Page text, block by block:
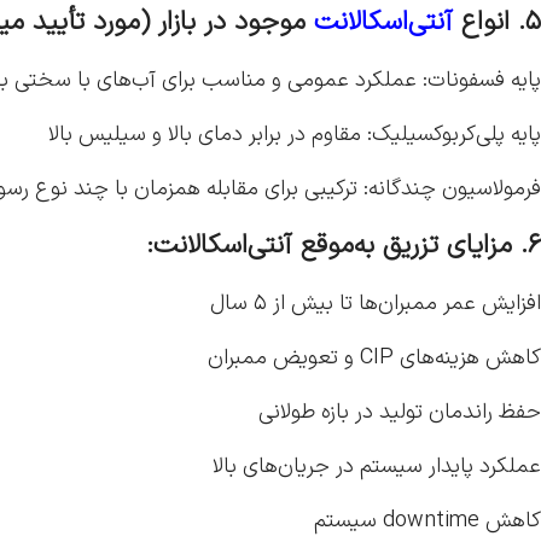
۵. انواع آنتی‌اسکالانت موجود در بازار (مورد تأیید
پایه فسفونات: عملکرد عمومی و مناسب برای آب‌های با سختی
پایه پلی‌کربوکسیلیک: مقاوم در برابر دمای بالا و سیلیس بالا
فرمولاسیون چندگانه: ترکیبی برای مقابله همزمان با چند نوع
۶. مزایای تزریق به‌موقع آنتی‌اسکالانت:
افزایش عمر ممبران‌ها تا بیش از ۵ سال
کاهش هزینه‌های CIP و تعویض ممبران
حفظ راندمان تولید در بازه طولانی
عملکرد پایدار سیستم در جریان‌های بالا
کاهش downtime سیستم